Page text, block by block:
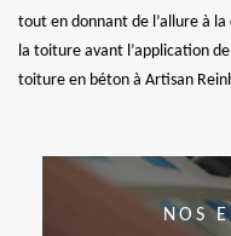
tout en donnant de l’allure à
la toiture avant l’application
toiture en béton à Artisan
NOS